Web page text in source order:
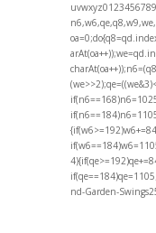
nd-Garden-